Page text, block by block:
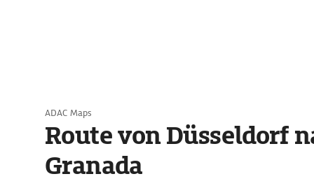
ADAC Maps
Route von Düsseldorf
Granada